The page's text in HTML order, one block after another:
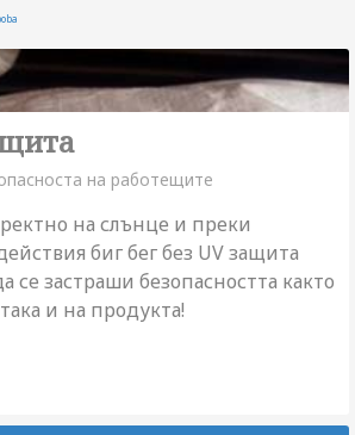
на работещите
на слънце и преки
биг бег без UV защита
се застраши безопасността както
и на продукта!